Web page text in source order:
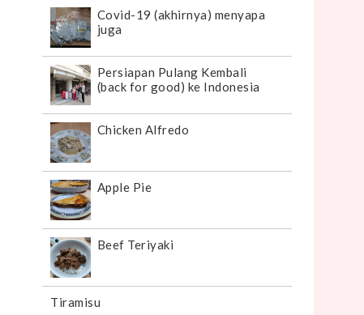
Covid-19 (akhirnya) menyapa
juga
Persiapan Pulang Kembali
(back for good) ke Indonesia
Chicken Alfredo
Apple Pie
Beef Teriyaki
Tiramisu